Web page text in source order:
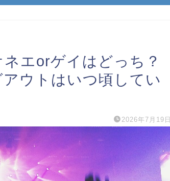
エorゲイはどっち？
ウトはいつ頃してい
2026年7月19日